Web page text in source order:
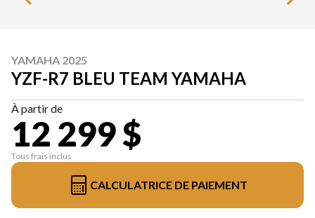
YAMAHA 2025
YZF-R7 BLEU TEAM YAMAHA
À partir de
12 299 $
Tous frais inclus
CALCULATRICE DE PAIEMENT